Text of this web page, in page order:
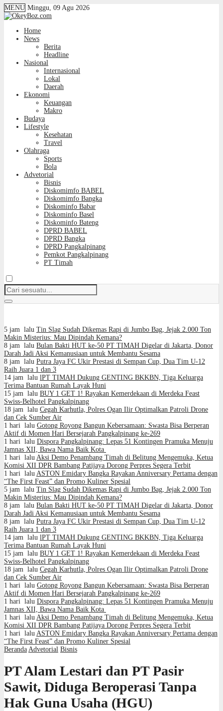
MENU Minggu, 09 Agu 2026
Home
News
Berita
Headline
Nasional
Internasional
Lokal
Daerah
Ekonomi
Keuangan
Makro
Budaya
Lifestyle
Kesehatan
Travel
Olahraga
Sports
Bola
Advetorial
Bisnis
Diskomimfo BABEL
Diskomimfo Bangka
Diskominfo Babar
Diskominfo Basel
Diskominfo Bateng
DPRD BABEL
DPRD Bangka
DPRD Pangkalpinang
Pemkot Pangkalpinang
PT Timah
5 jam lalu Tin Slag Sudah Dikemas Rapi di Jumbo Bag, Jejak 2.000 Ton
Makin Misterius: Mau Dipindah Kemana?
8 jam lalu Bulan Bakti HUT ke-50 PT TIMAH Digelar di Jakarta, Donor
Darah Jadi Aksi Kemanusiaan untuk Membantu Sesama
8 jam lalu Putra Jaya FC Ukir Prestasi di Sempan Cup, Dua Tim U-12
Raih Juara 1 dan 3
14 jam lalu lPT TIMAH Dukung GENTING BKKBN, Tiga Keluarga
Terima Bantuan Rumah Layak Huni
15 jam lalu BUY 1 GET 1! Rayakan Kemerdekaan di Merdeka Feast
Swiss-Belhotel Pangkalpinang
18 jam lalu Cegah Karhutla, Polres Ogan Ilir Optimalkan Patroli Drone
dan Cek Sumber Air
1 hari lalu Gotong Royong Bangun Kebersamaan: Swasta Bisa Berperan
Aktif di Momen Hari Bersejarah Pangkalpinang ke-269
1 hari lalu Dispora Pangkalpinang: Lepas 51 Kontingen Pramuka Menuju
Jamnas XII, Bawa Nama Baik Kota
1 hari lalu Aksi Demo Penambang Timah di Belitung Mengemuka, Ketua
Komisi XII DPR Bambang Patijaya Dorong Perpres Segera Terbit
1 hari lalu ASTON Emidary Bangka Rayakan Anniversary Pertama dengan
“The First Feast” dan Promo Kuliner Spesial
5 jam lalu Tin Slag Sudah Dikemas Rapi di Jumbo Bag, Jejak 2.000 Ton
Makin Misterius: Mau Dipindah Kemana?
8 jam lalu Bulan Bakti HUT ke-50 PT TIMAH Digelar di Jakarta, Donor
Darah Jadi Aksi Kemanusiaan untuk Membantu Sesama
8 jam lalu Putra Jaya FC Ukir Prestasi di Sempan Cup, Dua Tim U-12
Raih Juara 1 dan 3
14 jam lalu lPT TIMAH Dukung GENTING BKKBN, Tiga Keluarga
Terima Bantuan Rumah Layak Huni
15 jam lalu BUY 1 GET 1! Rayakan Kemerdekaan di Merdeka Feast
Swiss-Belhotel Pangkalpinang
18 jam lalu Cegah Karhutla, Polres Ogan Ilir Optimalkan Patroli Drone
dan Cek Sumber Air
1 hari lalu Gotong Royong Bangun Kebersamaan: Swasta Bisa Berperan
Aktif di Momen Hari Bersejarah Pangkalpinang ke-269
1 hari lalu Dispora Pangkalpinang: Lepas 51 Kontingen Pramuka Menuju
Jamnas XII, Bawa Nama Baik Kota
1 hari lalu Aksi Demo Penambang Timah di Belitung Mengemuka, Ketua
Komisi XII DPR Bambang Patijaya Dorong Perpres Segera Terbit
1 hari lalu ASTON Emidary Bangka Rayakan Anniversary Pertama dengan
“The First Feast” dan Promo Kuliner Spesial
Beranda Advetorial Bisnis
PT Alam Lestari dan PT Pasir
Sawit, Diduga Beroperasi Tanpa
Hak Guna Usaha (HGU)